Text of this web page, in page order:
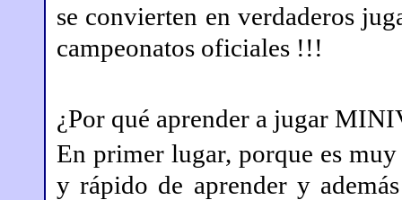
se convierten en verdaderos
campeonatos oficiales !!!
¿Por qué aprender a jugar
En primer lugar, porque es
y rápido de aprender y